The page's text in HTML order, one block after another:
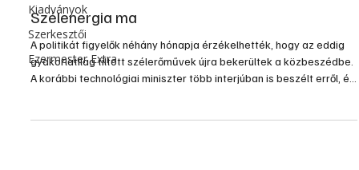
Kiadványok
Szerkesztői
Ezermester Extra
Szélenergia ma
A politikát figyelők néhány hónapja érzékelhették, hogy az eddig
gyakorlatilag tiltott szélerőművek újra bekerültek a közbeszédbe.
A korábbi technológiai miniszter több interjúban is beszélt erről, és